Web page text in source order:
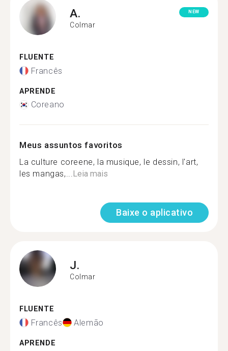
A.
Colmar
NEW
FLUENTE
Francês
APRENDE
Coreano
Meus assuntos favoritos
La culture coreene, la musique, le dessin, l'art,
les mangas,...Leia mais
Baixe o aplicativo
J.
Colmar
FLUENTE
Francês Alemão
APRENDE